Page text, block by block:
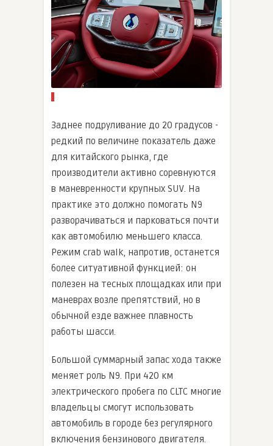
Заднее подруливание до 20 градусов -
редкий по величине показатель даже
для китайского рынка, где
производители активно соревнуются
в маневренности крупных SUV. На
практике это должно помогать N9
разворачиваться и парковаться почти
как автомобилю меньшего класса.
Режим crab walk, напротив, останется
более ситуативной функцией: он
полезен на тесных площадках или при
маневрах возле препятствий, но в
обычной езде важнее плавность
работы шасси.
Большой суммарный запас хода также
меняет роль N9. При 420 км
электрического пробега по CLTC многие
владельцы смогут использовать
автомобиль в городе без регулярного
включения бензинового двигателя.